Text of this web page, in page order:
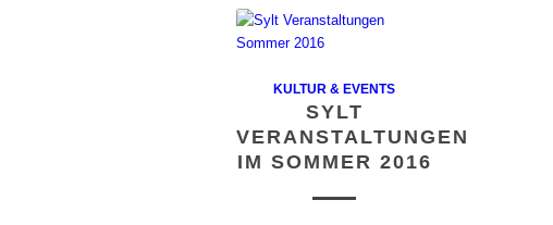
KULTUR & EVENTS
SYLT
VERANSTALTUNGEN
IM SOMMER 2016